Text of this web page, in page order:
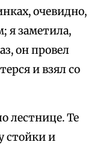
очевидно,
я заметила,
он провел
и взял со
лестнице. Те
стойки и